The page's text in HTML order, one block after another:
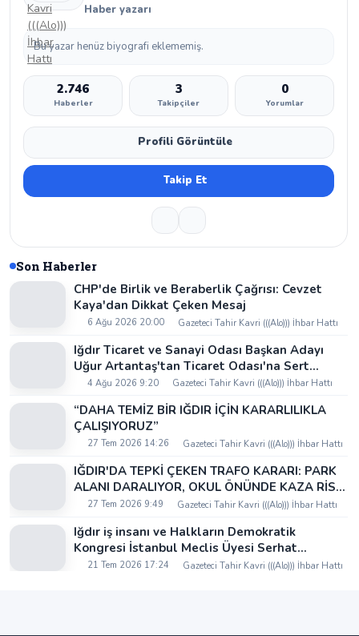
Haber yazarı
Bu yazar henüz biyografi eklememiş.
2.746
Haberler
3
Takipçiler
0
Yorumlar
Profili Görüntüle
Takip Et
Son Haberler
CHP'de Birlik ve Beraberlik Çağrısı: Cevzet
Kaya'dan Dikkat Çeken Mesaj
6 Ağu 2026 20:00 Gazeteci Tahir Kavri (((Alo))) İhbar Hattı
Iğdır Ticaret ve Sanayi Odası Başkan Adayı
Uğur Artantaş'tan Ticaret Odası'na Sert
Eleştiri: "Nakliyeci Sahipsiz Bırakılamaz"
4 Ağu 2026 9:20 Gazeteci Tahir Kavri (((Alo))) İhbar Hattı
“DAHA TEMİZ BİR IĞDIR İÇİN KARARLILIKLA
ÇALIŞIYORUZ”
27 Tem 2026 14:26 Gazeteci Tahir Kavri (((Alo))) İhbar Hattı
IĞDIR'DA TEPKİ ÇEKEN TRAFO KARARI: PARK
ALANI DARALIYOR, OKUL ÖNÜNDE KAZA RİSKİ
İDDİASI VE IĞDIR VALİSİ NEREDE?
27 Tem 2026 9:49 Gazeteci Tahir Kavri (((Alo))) İhbar Hattı
Iğdır iş insanı ve Halkların Demokratik
Kongresi İstanbul Meclis Üyesi Serhat
Kaya’dan Iğdır Tanıtım Günleri’nde birlik ve
21 Tem 2026 17:24 Gazeteci Tahir Kavri (((Alo))) İhbar Hattı